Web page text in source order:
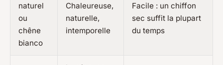
naturel
ou
chêne
bianco
Chaleureuse,
naturelle,
intemporelle
Facile : un chiffon
sec suffit la plupart
du temps